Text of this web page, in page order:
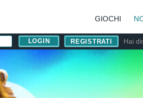
GIOCHI
REGISTRATI Hai